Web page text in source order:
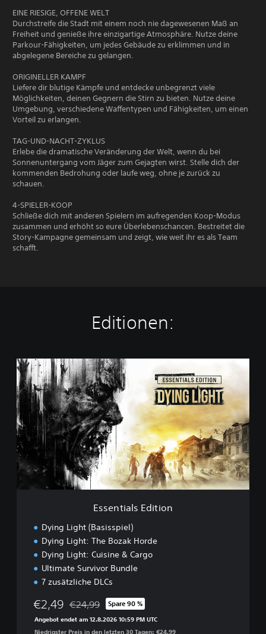
EINE RIESIGE, OFFENE WELT
Durchstreife die Stadt mit einem noch nie dagewesenen Maß an
Freiheit und genieße ihre einzigartige Atmosphäre. Nutze deine
Parkour-Fähigkeiten, um jedes Gebäude zu erklimmen und in
abgelegene Bereiche zu gelangen.
ORIGINELLER KAMPF
Liefere dir blutige Kämpfe und entdecke unbegrenzt viele
Möglichkeiten, deinen Gegnern die Stirn zu bieten. Nutze deine
Umgebung, verschiedene Waffentypen und Fähigkeiten, um einen
Vorteil zu erlangen.
TAG-UND-NACHT-ZYKLUS
Erlebe die dramatische Veränderung der Welt, wenn du bei
Sonnenuntergang vom Jäger zum Gejagten wirst. Stelle dich der
kommenden Bedrohung oder laufe weg, ohne je zurück zu
schauen.
4-SPIELER-KOOP
Schließe dich mit anderen Spielern im aufregenden Koop-Modus
zusammen und erhöht so eure Überlebenschancen. Bestreitet die
Story-Kampagne gemeinsam und zeigt, wie weit ihr es als Team
schafft.
Editionen:
E
s
s
e
n
t
i
a
s
E
d
Essentials Edition
Dying Light (Basisspiel)
Dying Light: The Bozak Horde
Dying Light: Cuisine & Cargo
Ultimate Survivor Bundle
7 zusätzliche DLCs
€2,49 Preisnachlass gegenüber dem Originalpreis von
€24,99 Spare 90 %
Angebot endet am 12.8.2026 10:59 PM UTC
Niedrigster Preis in den letzten 30 Tagen: €24,99